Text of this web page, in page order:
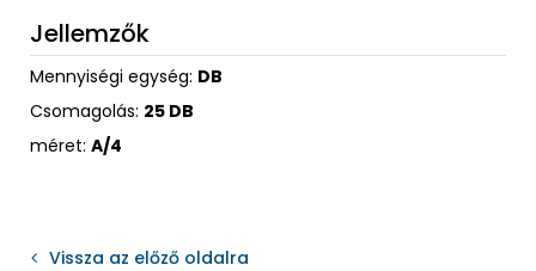
Jellemzők
Mennyiségi egység: DB
Csomagolás: 25 DB
méret: A/4
Vissza az előző oldalra